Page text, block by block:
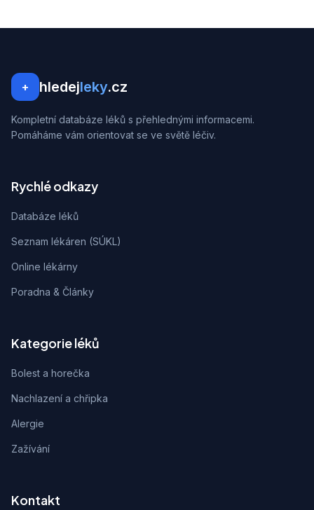
+ hledejleky.cz
Kompletní databáze léků s přehlednými informacemi.
Pomáháme vám orientovat se ve světě léčiv.
Rychlé odkazy
Databáze léků
Seznam lékáren (SÚKL)
Online lékárny
Poradna & Články
Kategorie léků
Bolest a horečka
Nachlazení a chřipka
Alergie
Zažívání
Kontakt